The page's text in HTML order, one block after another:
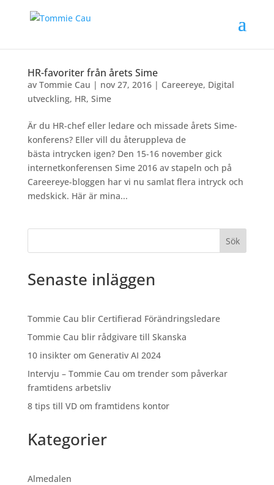
HR-favoriter från årets Sime
av Tommie Cau | nov 27, 2016| Careereye, Digital
utveckling, HR, Sime
Är du HR-chef eller ledare och missade årets Sime-
konferens? Eller vill du återuppleva de
bästa intrycken igen? Den 15-16 november gick
internetkonferensen Sime 2016 av stapeln och på
Careereye-bloggen har vi nu samlat flera intryck och
medskick. Här är mina...
Sök
Senaste inläggen
Tommie Cau blir Certifierad Förändringsledare
Tommie Cau blir rådgivare till Skanska
10 insikter om Generativ AI 2024
Intervju – Tommie Cau om trender som påverkar
framtidens arbetsliv
8 tips till VD om framtidens kontor
Kategorier
Almedalen